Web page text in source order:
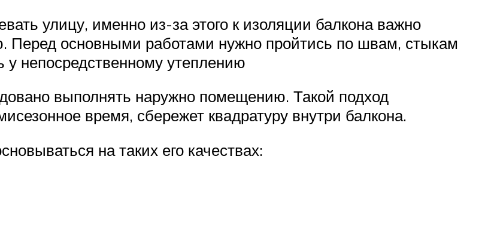
улицу, именно из-за этого к изоляции балкона важно
Перед основными работами нужно пройтись по швам, стыкам
у непосредственному утеплению
выполнять наружно помещению. Такой подход
время, сбережет квадратуру внутри балкона.
на таких его качествах: